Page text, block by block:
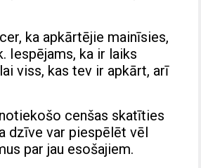
ka apkārtējie mainīsies,
Iespējams, ka ir laiks
viss, kas tev ir apkārt, arī
cenšas skatīties
dzīve var piespēlēt vēl
par jau esošajiem.